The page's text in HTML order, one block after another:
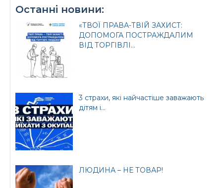
Останні новини:
«ТВОЇ ПРАВА-ТВІЙ ЗАХИСТ:
ДОПОМОГА ПОСТРАЖДАЛИМ
ВІД ТОРГІВЛІ...
3 страхи, які найчастіше заважають
дітям і...
ЛЮДИНА – НЕ ТОВАР!